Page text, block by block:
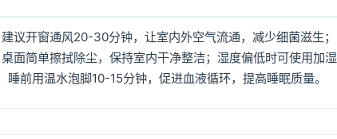
议开窗通风20-30分钟，让室内外空气流通，减少细菌滋生；
面简单擦拭除尘，保持室内干净整洁；湿度偏低时可使用加湿
前用温水泡脚10-15分钟，促进血液循环，提高睡眠质量。